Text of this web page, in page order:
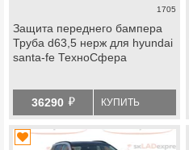
1705
Защита переднего бампера
Труба d63,5 нерж для hyundai
santa-fe ТехноСфера
36290 й КУПИТЬ